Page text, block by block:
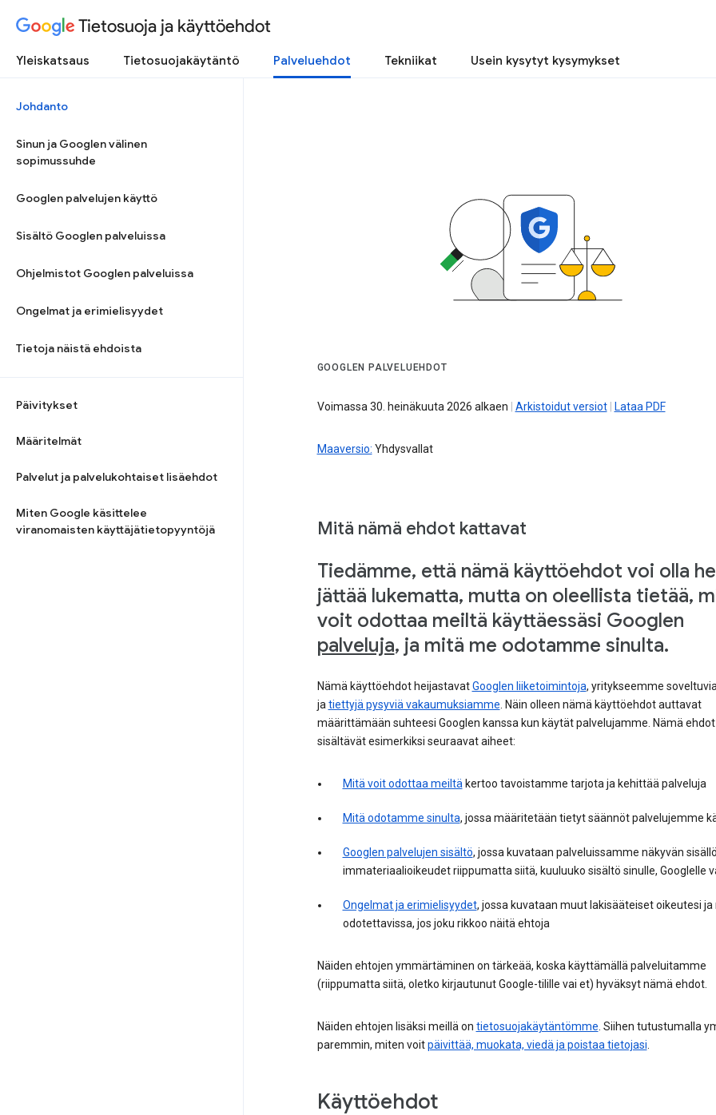
Tietosuoja ja käyttöehdot
Yleiskatsaus Tietosuojakäytäntö Palveluehdot Tekniikat Usein kysytyt kysymykset
Johdanto
Sinun ja Googlen välinen
sopimussuhde
Googlen palvelujen käyttö
Sisältö Googlen palveluissa
Ohjelmistot Googlen palveluissa
Ongelmat ja erimielisyydet
Tietoja näistä ehdoista
Päivitykset
Määritelmät
Palvelut ja palvelukohtaiset lisäehdot
Miten Google käsittelee
viranomaisten käyttäjätietopyyntöjä
GOOGLEN PALVELUEHDOT
Voimassa 30. heinäkuuta 2026 alkaen Arkistoidut versiot Lataa PDF
Maaversio: Yhdysvallat
Mitä nämä ehdot kattavat
Tiedämme, että nämä käyttöehdot voi olla
jättää lukematta, mutta on oleellista tietää,
voit odottaa meiltä käyttäessäsi Googlen
palveluja, ja mitä me odotamme sinulta.
Nämä käyttöehdot heijastavatGooglen liiketoimintoja, yritykseemme
ja tiettyjä pysyviä vakaumuksiamme . Näin olleen nämä käyttöehdot auttavat
määrittämään suhteesi Googlen kanssa kun käytät palvelujamme. Nämä ehdot
sisältävät esimerkiksi seuraavat aiheet:
Mitä voit odottaa meiltä kertoo tavoistamme tarjota ja kehittää palveluja
Mitä odotamme sinulta, jossa määritetään tietyt säännöt palvelujemme
Googlen palvelujen sisältö, jossa kuvataan palveluissamme näkyvän
immateriaalioikeudet riippumatta siitä, kuuluuko sisältö sinulle, Googlelle
Ongelmat ja erimielisyydet, jossa kuvataan muut lakisääteiset oikeutesi ja
odotettavissa, jos joku rikkoo näitä ehtoja
Näiden ehtojen ymmärtäminen on tärkeää, koska käyttämällä palveluitamme
(riippumatta siitä, oletko kirjautunut Google-tilille vai et) hyväksyt nämä ehdot.
Näiden ehtojen lisäksi meillä on tietosuojakäytäntömme . Siihen tutustumalla
paremmin, miten voitpäivittää, muokata, viedä ja poistaa tietojasi
Käyttöehdot